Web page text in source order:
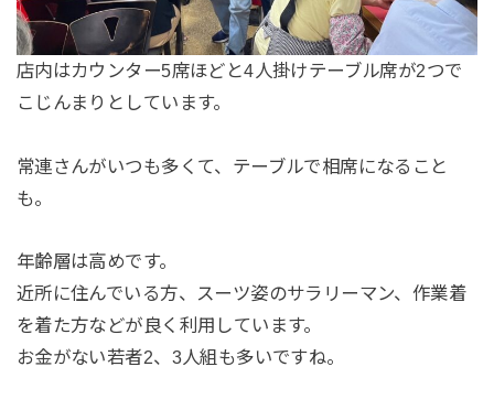
店内はカウンター5席ほどと4人掛けテーブル席が2つで
こじんまりとしています。
常連さんがいつも多くて、テーブルで相席になること
も。
年齢層は高めです。
近所に住んでいる方、スーツ姿のサラリーマン、作業着
を着た方などが良く利用しています。
お金がない若者2、3人組も多いですね。